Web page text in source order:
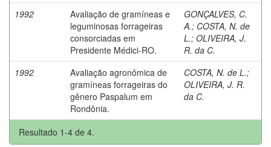
1992
Avaliação de gramíneas e
leguminosas forrageiras
consorciadas em
Presidente Médici-RO.
GONÇALVES, C.
A.; COSTA, N. de
L.; OLIVEIRA, J.
R. da C.
1992
Avaliação agronômica de
gramíneas forrageiras do
gênero Paspalum em
Rondônia.
COSTA, N. de L.;
OLIVEIRA, J. R.
da C.
Resultado 1-4 de 4.